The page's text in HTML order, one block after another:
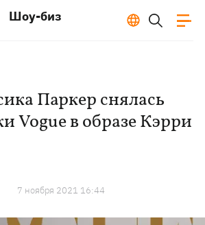
Шоу-биз
Паркер снялась
Vogue в образе Кэрри
7 ноября 2021 16:44